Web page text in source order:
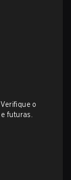
o
futuras.